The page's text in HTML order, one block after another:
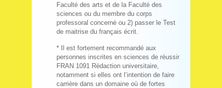
Faculté des arts et de la Faculté des
sciences ou du membre du corps
professoral concerné ou 2) passer le Test
de maitrise du français écrit.
* Il est fortement recommandé aux
personnes inscrites en sciences de réussir
FRAN 1091 Rédaction universitaire,
notamment si elles ont l’intention de faire
carrière dans un domaine où de fortes